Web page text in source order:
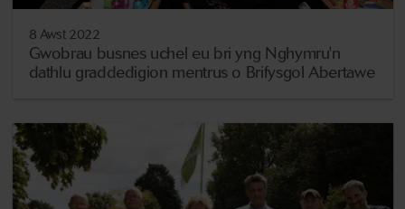
8 Awst 2022
Gwobrau busnes uchel eu bri yng Nghymru'n
dathlu graddedigion mentrus o Brifysgol Abertawe